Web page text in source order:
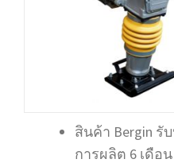
สินค้า Bergin รั
การผลิต 6 เดือน